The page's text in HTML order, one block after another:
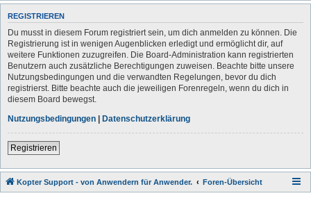
REGISTRIEREN
Du musst in diesem Forum registriert sein, um dich anmelden zu können. Die
Registrierung ist in wenigen Augenblicken erledigt und ermöglicht dir, auf
weitere Funktionen zuzugreifen. Die Board-Administration kann registrierten
Benutzern auch zusätzliche Berechtigungen zuweisen. Beachte bitte unsere
Nutzungsbedingungen und die verwandten Regelungen, bevor du dich
registrierst. Bitte beachte auch die jeweiligen Forenregeln, wenn du dich in
diesem Board bewegst.
Nutzungsbedingungen | Datenschutzerklärung
Registrieren
Kopter Support - von Anwendern für Anwender. Foren-Übersicht